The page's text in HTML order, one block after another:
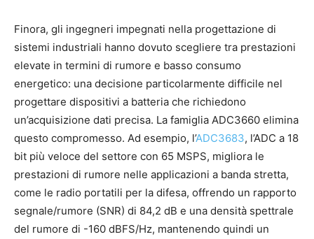
Finora, gli ingegneri impegnati nella progettazione di
sistemi industriali hanno dovuto scegliere tra prestazioni
elevate in termini di rumore e basso consumo
energetico: una decisione particolarmente difficile nel
progettare dispositivi a batteria che richiedono
un’acquisizione dati precisa. La famiglia ADC3660 elimina
questo compromesso. Ad esempio, l’ADC3683, l’ADC a 18
bit più veloce del settore con 65 MSPS, migliora le
prestazioni di rumore nelle applicazioni a banda stretta,
come le radio portatili per la difesa, offrendo un rapporto
segnale/rumore (SNR) di 84,2 dB e una densità spettrale
del rumore di -160 dBFS/Hz, mantenendo quindi un